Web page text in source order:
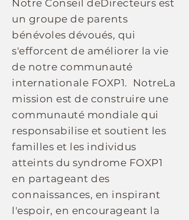
Notre Conseil deDirecteurs est
un groupe de parents
bénévoles dévoués, qui
s'efforcent de améliorer la vie
de notre communauté
internationale FOXP1. NotreLa
mission est de construire une
communauté mondiale qui
responsabilise et soutient les
familles et les individus
atteints du syndrome FOXP1
en partageant des
connaissances, en inspirant
l'espoir, en encourageant la